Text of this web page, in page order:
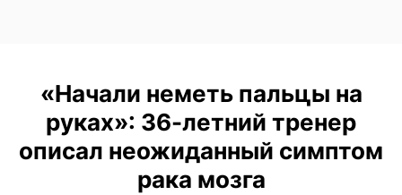
«Начали неметь пальцы на
руках»: 36-летний тренер
описал неожиданный симптом
рака мозга